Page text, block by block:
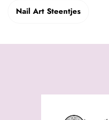
Nail Art Steentjes